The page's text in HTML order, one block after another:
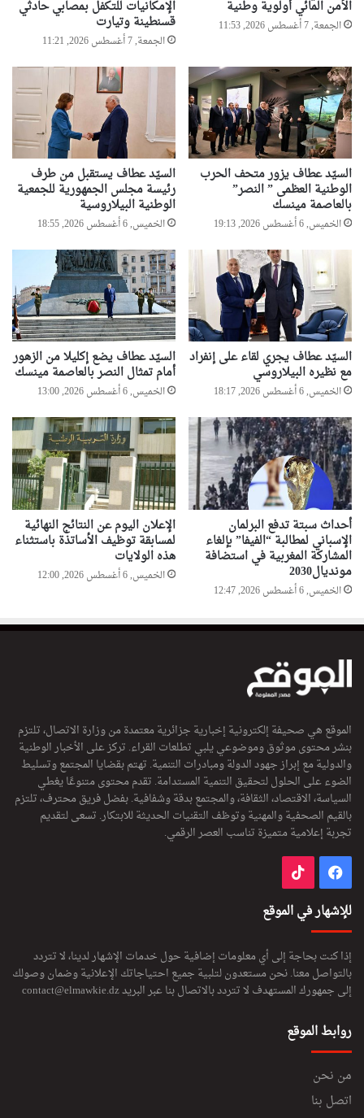
الأمن المائي أولوية وطنية
الجمعة, 7 أغسطس 2026, 11:53
الإمكانيات للتكفل بمصابي حادثي
قسنطينة وتيارت
الجمعة, 7 أغسطس 2026, 11:21
السيّد عطاف يزور متحف الحرب
الوطنية العظمى ” النصر”
بالعاصمة مينسك
الخميس, 6 أغسطس 2026, 19:13
السيّد عطاف يستقبل من طرف
رئيسة مجلس الجمهورية للجمعية
الوطنية البيلاروسية
الخميس, 6 أغسطس 2026, 18:55
السيّد عطاف يجري لقاء على إنفراد
مع نظيره البيلاروسي
الخميس, 6 أغسطس 2026, 18:17
السيّد عطاف يضع إكليلا من الزهور
أمام تمثال النصر بالعاصمة مينسك
الخميس, 6 أغسطس 2026, 13:00
أحداث سبتة تدفع البرلمان
الإسباني لمطالبة “الفيفا” بإلغاء
المشاركة المغربية في استضافة
مونديال2030
الخميس, 6 أغسطس 2026, 12:47
الإعلان اليوم عن النتائج النهائية
لمسابقة توظيف الأساتذة باستثناء
هذه الولايات
الخميس, 6 أغسطس 2026, 12:00
الموقع هي صحيفة إلكترونية إخبارية جزائرية معتمدة من وزارة الاتصال، تلتزم
بنشر محتوى موثوق وموضوعي يلبي تطلعات القراء. تركز على الأخبار الوطنية
والدولية مع إبراز جهود الدولة ومبادرات التنمية. تهتم بقضايا المجتمع وتسليط
الضوء على الحلول لتحقيق التنمية المستدامة. تقدم محتوى متنوعًا يغطي
السياسة، الاقتصاد، الثقافة، والمجتمع بدقة وشفافية. بفضل فريق محترف، تلتزم
بالقيم الصحفية والمهنية وتوظف التقنيات الحديثة للابتكار. تسعى لتقديم
تجربة إعلامية متميزة تناسب العصر الرقمي.
فيسبوك
للإشهار في الموقع
إذا كنت بحاجة إلى أي معلومات إضافية حول خدمات الإشهار لدينا، لا تتردد
بالتواصل معنا. نحن مستعدون لتلبية جميع احتياجاتك الإعلانية وضمان وصولك
إلى جمهورك المستهدف لا تتردد بالاتصال بنا عبر البريدcontact@elmawkie.dz
روابط الموقع
من نحن
اتصل بنا